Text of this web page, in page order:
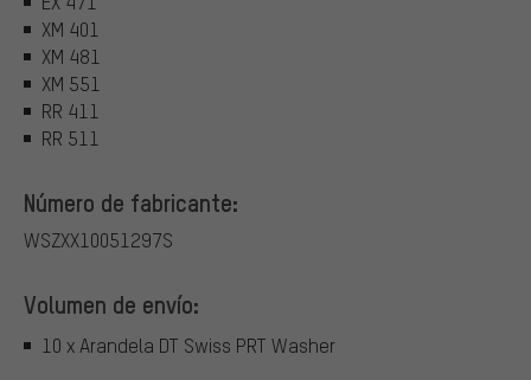
XM 401
XM 481
XM 551
RR 411
RR 511
Número de fabricante:
WSZXX10051297S
Volumen de envío:
10 x Arandela DT Swiss PRT Washer